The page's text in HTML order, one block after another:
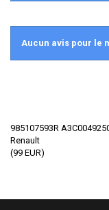
Aucun avis pour le
985107593R
Renault
(99 EUR)